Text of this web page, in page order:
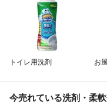
トイレ用洗剤 お
今売れている洗剤・柔軟